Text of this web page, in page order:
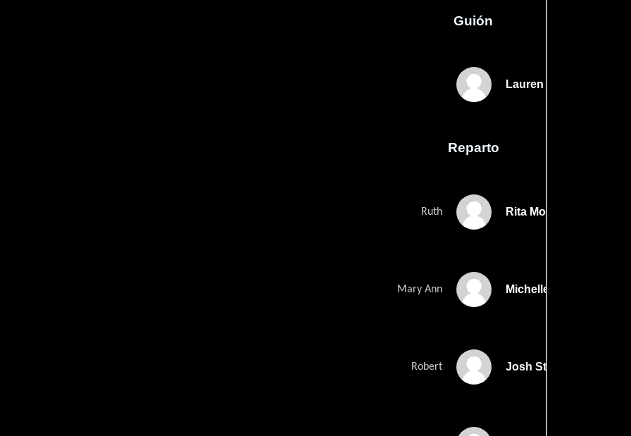
Guión
Lauren Flicks
Reparto
Ruth Rita Moreno
Mary Ann Michelle Hurd
Robert Josh Stamberg